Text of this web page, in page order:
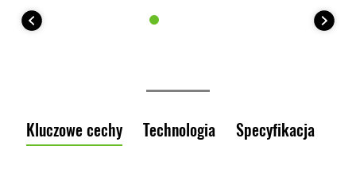
Kluczowe cechy Technologia Specyfikacja